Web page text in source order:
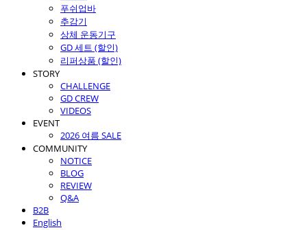
푸쉬업바
추감기
상체 운동기구
GD 세트 (할인)
리퍼상품 (할인)
STORY
CHALLENGE
GD CREW
VIDEOS
EVENT
2026 여름 SALE
COMMUNITY
NOTICE
BLOG
REVIEW
Q&A
B2B
English